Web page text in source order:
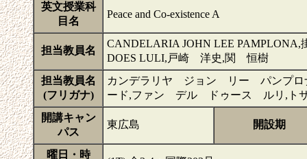
英文授業科
目名
Peace and Co-existence A
担当教員名
CANDELARIA JOHN LEE
DOES LULI,戸崎 洋史,関 恒樹
担当教員名
(フリガナ)
カンデラリヤ ジョン リー パンプ
ード,ファン デル ドゥース ルリ,ト
開講キャン
パス
東広島 開設期
曜日・時